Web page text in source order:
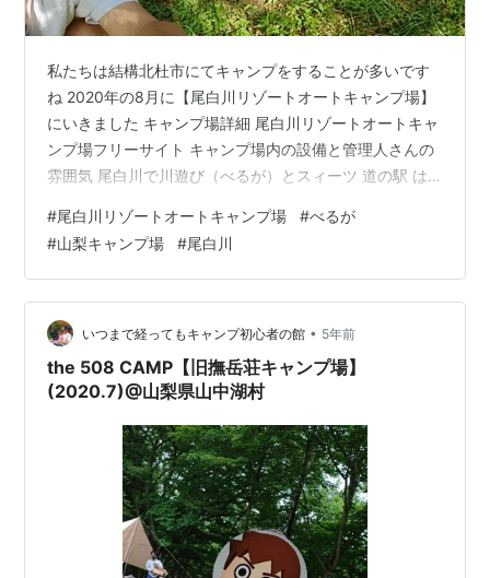
私たちは結構北杜市にてキャンプをすることが多いです
ね 2020年の8月に【尾白川リゾートオートキャンプ場】
にいきました キャンプ場詳細 尾白川リゾートオートキャ
ンプ場フリーサイト キャンプ場内の設備と管理人さんの
雰囲気 尾白川で川遊び（べるが）とスィーツ 道の駅 は
https://www.facebook.com/ojiragawa.camp/
（FACEBOOK） チェックイン 12:00 チェックアウト
11:00 ごみ プラスチックごみや瓶は持ち帰り ・生ごみは
指定のごみバケツで回収してくれます ・ペットボトル、
空き缶、ガス缶は捨てられます サ…
#尾白川リゾートオートキャンプ場 #べるが
#山梨キャンプ場 #尾白川
いつまで経ってもキャンプ初心者の館 • 5年前
the 508 CAMP【旧撫岳荘キャンプ場】
(2020.7)@山梨県山中湖村